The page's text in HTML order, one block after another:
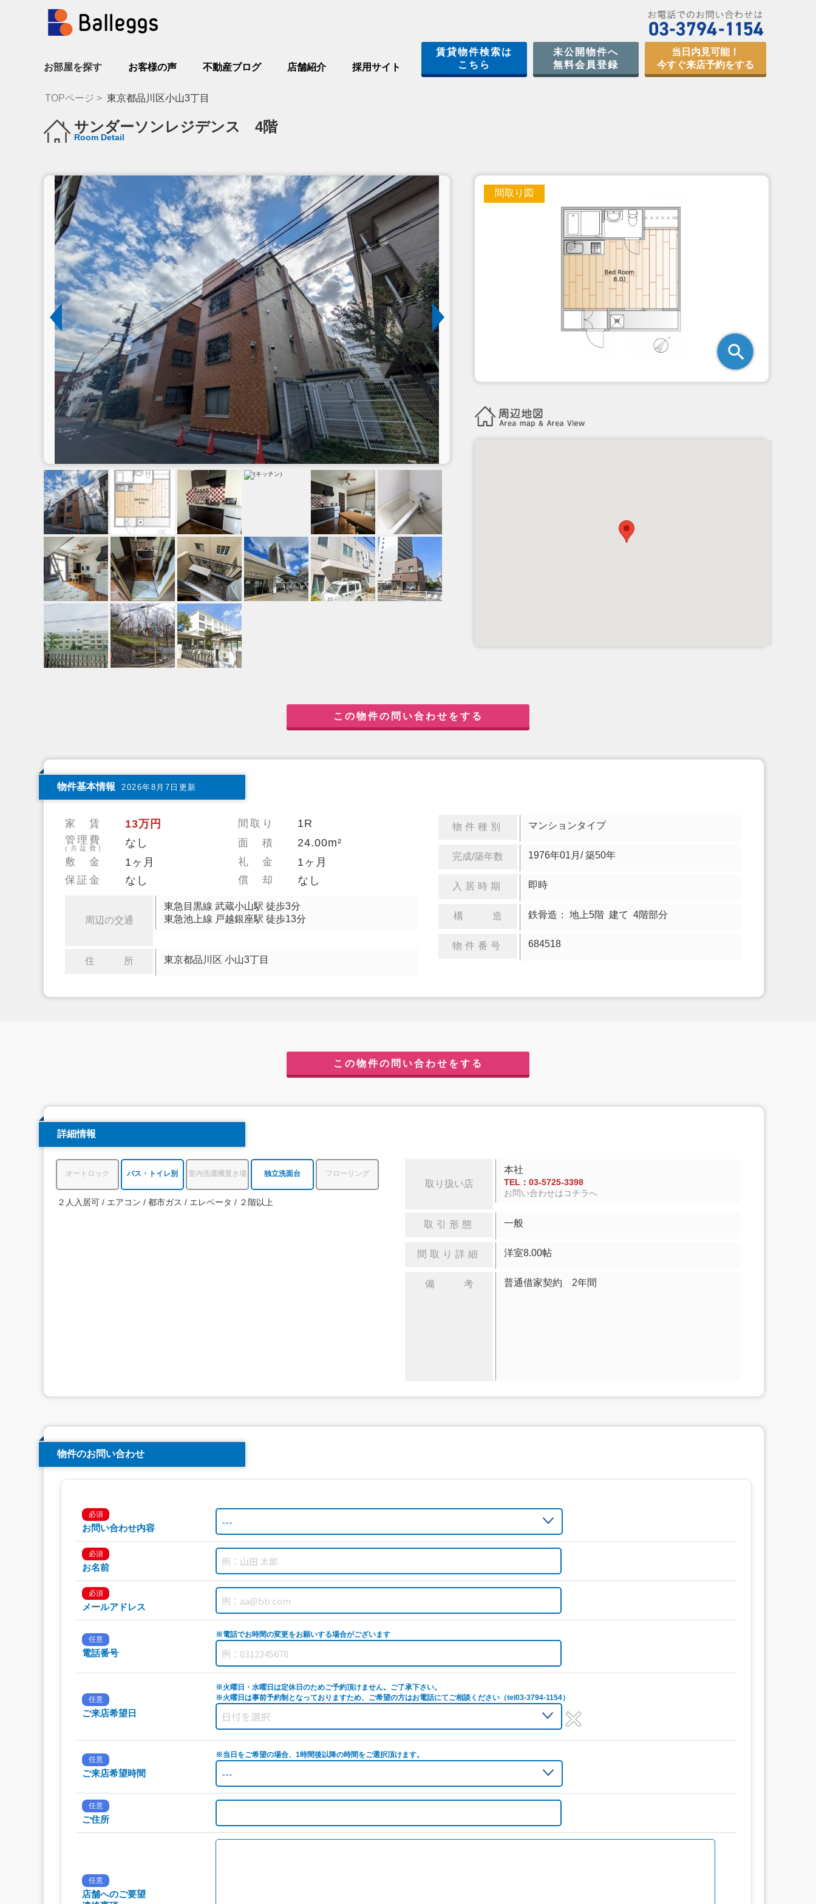
お部屋を探す お客様の声 不動産ブログ 店舗紹介 採用サイト
賃貸物件検索は
こちら
未公開物件へ
無料会員登録
当日内見可能！
今すぐ来店予約をする
TOPページ 東京都品川区小山3丁目
サンダーソンレジデンス 4階
Room Detail
間取り図
この物件の問い合わせをする
物件基本情報 2026年8月7日更新
家 賃 13万円 間取り 1R
管理費
(共益費) なし 面 積 24.00m²
敷 金 1ヶ月 礼 金 1ヶ月
保証金 なし 償 却 なし
周辺の交通
東急目黒線 武蔵小山駅 徒歩3分
東急池上線 戸越銀座駅 徒歩13分
住 所 東京都品川区 小山3丁目
物件種別 マンションタイプ
完成/築年数 1976年01月/ 築50年
入居時期 即時
構 造 鉄骨造： 地上5階 建て 4階部分
物件番号 684518
この物件の問い合わせをする
詳細情報
オートロック バス・トイレ別 室内洗濯機置き場 独立洗面台 フローリング
２人入居可 エアコン 都市ガス エレベータ ２階以上
取り扱い店
本社
TEL：03-5725-3398
お問い合わせはコチラへ
取引形態 一般
間取り詳細 洋室8.00帖
備 考 普通借家契約 2年間
物件のお問い合わせ
必須
お問い合わせ内容
必須
お名前
必須
メールアドレス
任意
電話番号
※電話でお時間の変更をお願いする場合がございます
任意
ご来店希望日
※火曜日・水曜日は定休日のためご予約頂けません。ご了承下さい。
※火曜日は事前予約制となっておりますため、ご希望の方はお電話にてご相談ください（tel03-3794-1154）
任意
ご来店希望時間
※当日をご希望の場合、1時間後以降の時間をご選択頂けます。
任意
ご住所
任意
店舗へのご要望